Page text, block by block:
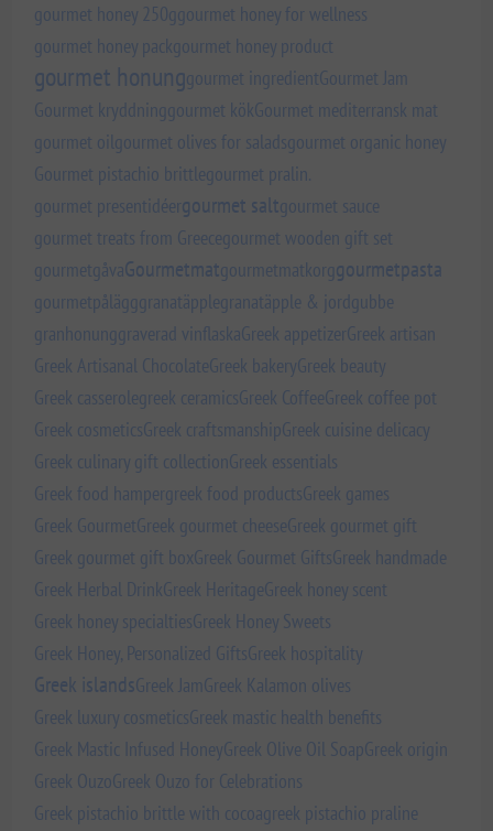
gourmet honey 250ggourmet honey for wellness
gourmet honey packgourmet honey product
gourmet honunggourmet ingredientGourmet Jam
Gourmet kryddninggourmet kökGourmet mediterransk mat
gourmet oilgourmet olives for saladsgourmet organic honey
Gourmet pistachio brittlegourmet pralin.
gourmet presentidéergourmet saltgourmet sauce
gourmet treats from Greecegourmet wooden gift set
gourmetgåvaGourmetmatgourmetmatkorggourmetpasta
gourmetpålägggranatäpplegranatäpple & jordgubbe
granhonunggraverad vinflaskaGreek appetizerGreek artisan
Greek Artisanal ChocolateGreek bakeryGreek beauty
Greek casserolegreek ceramicsGreek CoffeeGreek coffee pot
Greek cosmeticsGreek craftsmanshipGreek cuisine delicacy
Greek culinary gift collectionGreek essentials
Greek food hampergreek food productsGreek games
Greek GourmetGreek gourmet cheeseGreek gourmet gift
Greek gourmet gift boxGreek Gourmet GiftsGreek handmade
Greek Herbal DrinkGreek HeritageGreek honey scent
Greek honey specialtiesGreek Honey Sweets
Greek Honey, Personalized GiftsGreek hospitality
Greek islandsGreek JamGreek Kalamon olives
Greek luxury cosmeticsGreek mastic health benefits
Greek Mastic Infused HoneyGreek Olive Oil SoapGreek origin
Greek OuzoGreek Ouzo for Celebrations
Greek pistachio brittle with cocoagreek pistachio praline